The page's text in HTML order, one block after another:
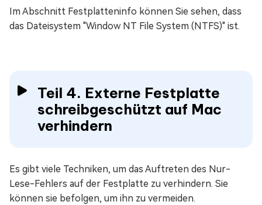
Im Abschnitt Festplatteninfo können Sie sehen, dass
das Dateisystem "Window NT File System (NTFS)" ist.
Teil 4. Externe Festplatte
schreibgeschützt auf Mac
verhindern
Es gibt viele Techniken, um das Auftreten des Nur-
Lese-Fehlers auf der Festplatte zu verhindern. Sie
können sie befolgen, um ihn zu vermeiden.